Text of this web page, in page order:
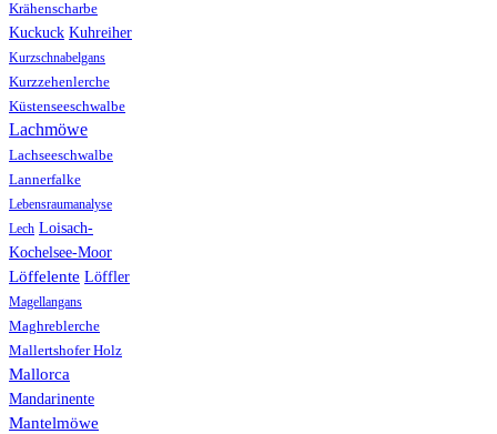
Krähenscharbe
Kuckuck Kuhreiher
Kurzschnabelgans
Kurzzehenlerche
Küstenseeschwalbe
Lachmöwe
Lachseeschwalbe
Lannerfalke
Lebensraumanalyse
Lech Loisach-
Kochelsee-Moor
Löffelente Löffler
Magellangans
Maghreblerche
Mallertshofer Holz
Mallorca
Mandarinente
Mantelmöwe